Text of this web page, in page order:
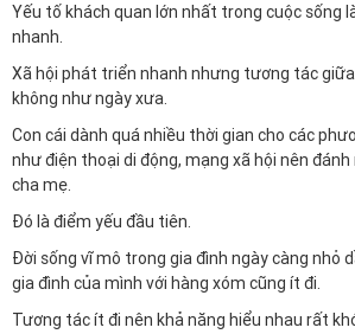
Yếu tố khách quan lớn nhất trong cuộc sống
nhanh.
Xã hội phát triển nhanh nhưng tương tác
không như ngày xưa.
Con cái dành quá nhiều thời gian cho các
như điện thoại di động, mạng xã hội nên
cha mẹ.
Đó là điểm yếu đầu tiên.
Đời sống vĩ mô trong gia đình ngày càng nhỏ
gia đình của mình với hàng xóm cũng ít đi.
Tương tác ít đi nên khả năng hiểu nhau rất